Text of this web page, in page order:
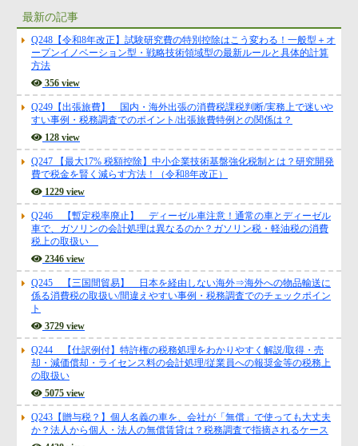
最新の記事
Q248【令和8年改正】試験研究費の特別控除はこう変わる！一般型＋オ
ープンイノベーション型・戦略技術領域型の最新ルールと具体的計算
方法
356 view
Q249【出張旅費】 国内・海外出張の消費税課税判断/実務上で迷いや
すい事例・税務調査でのポイント/出張旅費特例との関係は？
128 view
Q247 【最大17% 税額控除】中小企業技術基盤強化税制とは？研究開発
費で税金を賢く減らす方法！（令和8年改正）
1229 view
Q246 【暫定税率廃止】 ディーゼル車注意！通常の車とディーゼル
車で、ガソリンの会計処理は異なるのか？ガソリン税・軽油税の消費
税上の取扱い
2346 view
Q245 【三国間貿易】 日本を経由しない海外⇒海外への物品輸送に
係る消費税の取扱い/間違えやすい事例・税務調査でのチェックポイン
ト
3729 view
Q244 【仕訳例付】特許権の税務処理をわかりやすく解説/取得・売
却・減価償却・ライセンス料の会計処理/従業員への報奨金等の税務上
の取扱い
5075 view
Q243【贈与税？】個人名義の車を、会社が「無償」で使っても大丈夫
か？法人から個人・法人の無償賃貸は？税務調査で指摘されるケース